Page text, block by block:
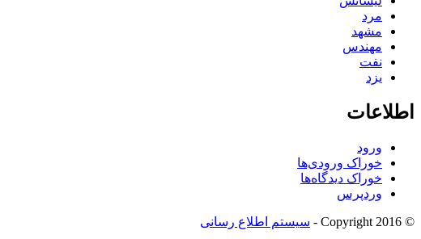
مرد
مشهد
مهندس
نفت
یزد
اطلاعات
ورود
خوراک ورودی‌ها
خوراک دیدگاه‌ها
وردپرس
© Copyright 2016 - سیستم اطلاع رسانی